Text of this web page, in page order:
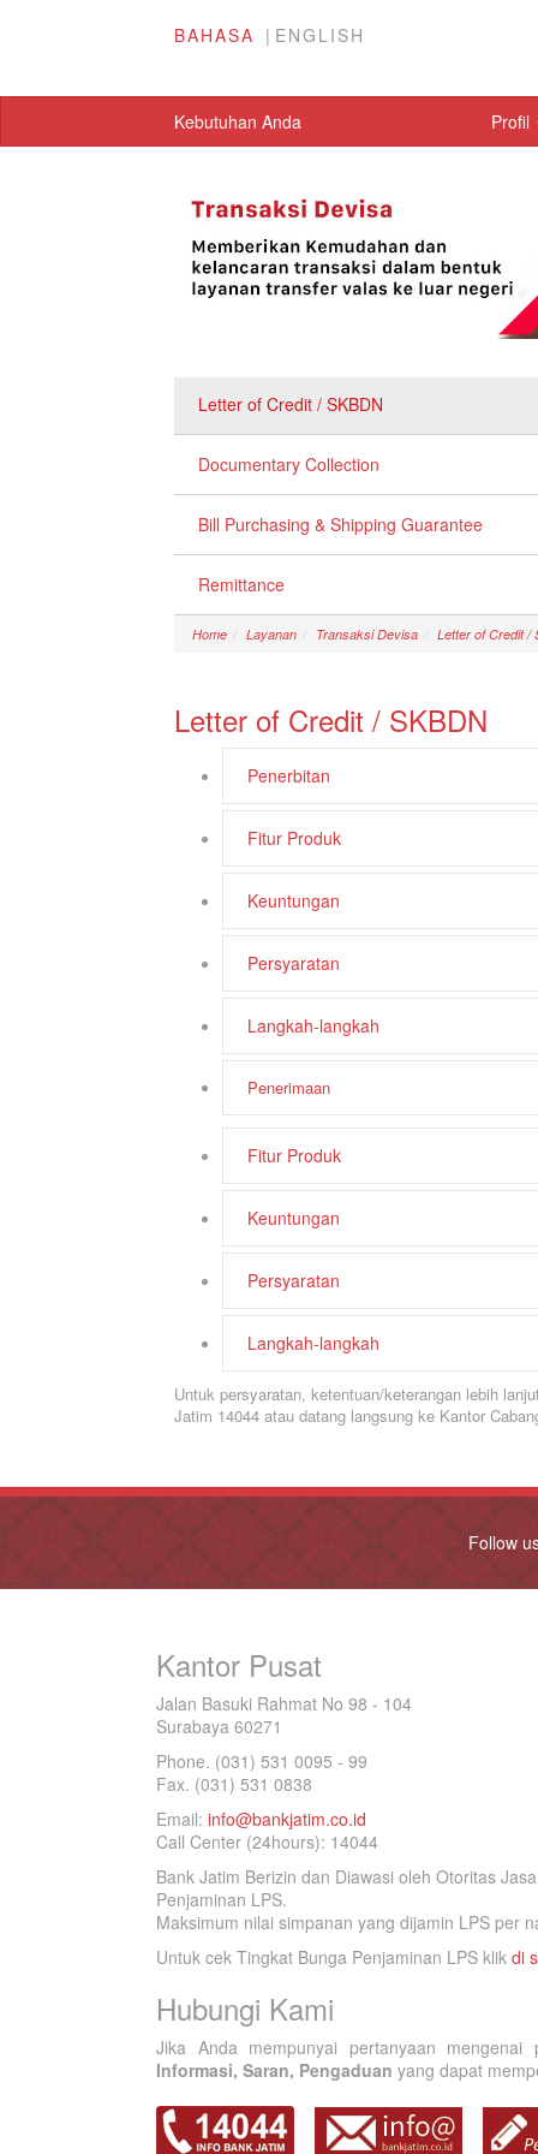
BAHASA ENGLISH
Kebutuhan Anda Profil
Letter of Credit / SKBDN
Documentary Collection
Bill Purchasing & Shipping Guarantee
Remittance
Home Layanan Transaksi Devisa Letter of Credit /
Letter of Credit / SKBDN
Penerbitan
Fitur Produk
Keuntungan
Persyaratan
Langkah-langkah
Penerimaan
Fitur Produk
Keuntungan
Persyaratan
Langkah-langkah
Untuk persyaratan, ketentuan/keterangan lebih
Jatim 14044 atau datang langsung ke Kantor
Follow
Kantor Pusat
Jalan Basuki Rahmat No 98 - 104
Surabaya 60271
Phone. (031) 531 0095 - 99
Fax. (031) 531 0838
Email: info@bankjatim.co.id
Call Center (24hours): 14044
Bank Jatim Berizin dan Diawasi oleh Otoritas
Penjaminan LPS.
Maksimum nilai simpanan yang dijamin LPS per
Untuk cek Tingkat Bunga Penjaminan LPS klik di
Hubungi Kami
Jika Anda mempunyai pertanyaan
Informasi, Saran, Pengaduan yang dapat